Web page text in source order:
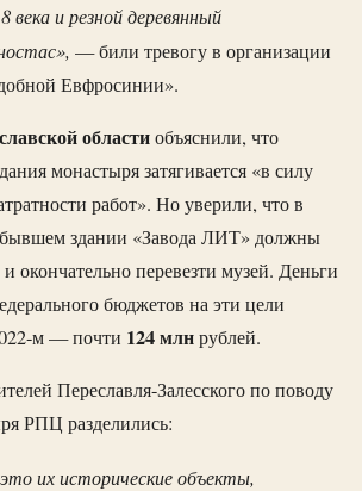
века и резной деревянный
— били тревогу в организации
Евфросинии».
областиобъяснили, что
монастыря затягивается «в силу
работ». Но уверили, что в
здании «Завода ЛИТ» должны
окончательно перевезти музей. Деньги
бюджетов на эти цели
м — почти 124 млнрублей.
Переславля-Залесского по поводу
РПЦ разделились:
их исторические объекты,